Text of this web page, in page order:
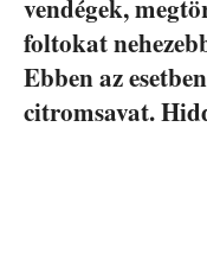
vendégek,
foltokat
Ebben az
citromsavat.